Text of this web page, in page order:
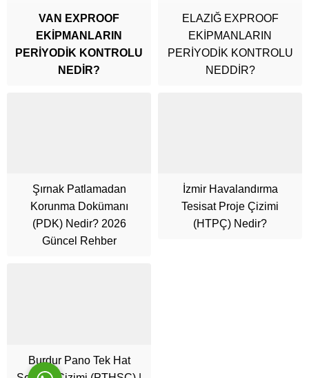
VAN EXPROOF
EKİPMANLARIN
PERİYODİK KONTROLU
NEDİR?
ELAZIĞ EXPROOF
EKİPMANLARIN
PERİYODİK KONTROLU
NEDDİR?
Şırnak Patlamadan
Korunma Dokümanı
(PDK) Nedir? 2026
Güncel Rehber
İzmir Havalandırma
Tesisat Proje Çizimi
(HTPÇ) Nedir?
Burdur Pano Tek Hat
Cüneyt Bey